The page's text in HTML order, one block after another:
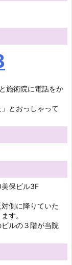
施術院に電話をか
とおっしゃって
保ビル3F
側に降りていた
す。
ルの３階が当院